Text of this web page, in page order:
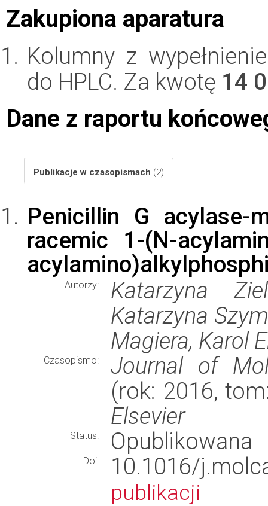
Zakupiona aparatura
Kolumny z
do HPLC. Za kwotę 14
Dane z raportu
Publikacje w czasopismach (2)
Penicillin G acylase-
racemic 1-(N-
Autorzy:
Katarzyna
Katarzyna
Magiera, Karol
Czasopismo:
Journal of
(rok: 2016,
Elsevier
Status: Opublikowana
Doi: 10.1016/
publikacji